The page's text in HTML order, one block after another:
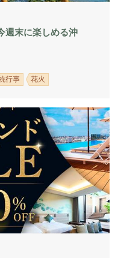
週末に楽しめる沖
行事 花火